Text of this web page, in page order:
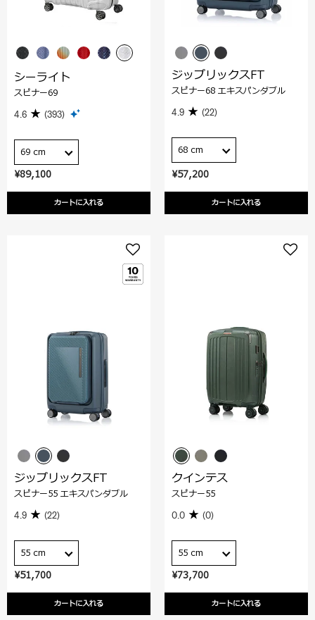
¥89,100
カートに入れる
シーライト
スピナー69
4.6 (393)
69 cm
¥57,200
カートに入れる
ジップリックスFT
スピナー68 エキスパンダブル
4.9 (22)
68 cm
¥51,700
カートに入れる
ジップリックスFT
スピナー55 エキスパンダブル
4.9 (22)
55 cm
¥73,700
カートに入れる
クインテス
スピナー55
0.0 (0)
55 cm